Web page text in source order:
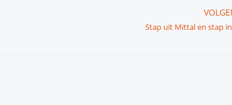
Stap uit Mittal en stap